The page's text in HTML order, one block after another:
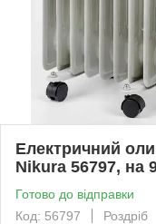
Електричний
Nikura 56797, на
Готово до відправки
Код: 56797
Роздріб